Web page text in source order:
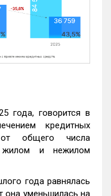
года, говорится в
кредитных
от общего числа
жилом и нежилом
года равнялась
она уменьшилась на